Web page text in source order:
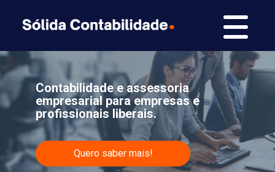
Contabilidade e assessoria
empresarial para empresas e
profissionais liberais.
Quero saber mais!